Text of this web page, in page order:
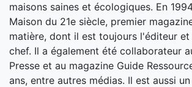
maisons saines et écologiques. En
Maison du 21e siècle, premier
matière, dont il est toujours l'éditeur
chef. Il a également été collaborateur
Presse et au magazine Guide
ans, entre autres médias. Il est aussi